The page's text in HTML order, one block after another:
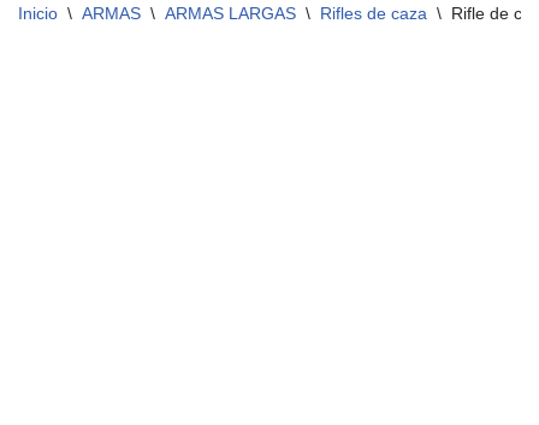
Inicio \ ARMAS \ ARMAS LARGAS \ Rifles de caza \ Rifle de